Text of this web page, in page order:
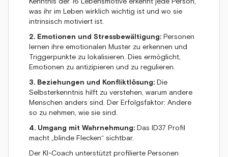
was ihr im Leben wirklich wichtig ist und wo sie
intrinsisch motiviert ist.
2. Emotionen und Stressbewältigung: Personen
lernen ihre emotionalen Muster zu erkennen und
Triggerpunkte zu lokalisieren. Dies ermöglicht,
Emotionen zu antizipieren und zu regulieren.
3. Beziehungen und Konfliktlösung: Die
Selbsterkenntnis hilft zu verstehen, warum andere
Menschen anders sind. Der Erfolgsfaktor: Andere
so zu nehmen, wie sie sind.
4. Umgang mit Wahrnehmung: Das ID37 Profil
macht „blinde Flecken“ sichtbar.
Der KI-Coach unterstützt profilierte Personen